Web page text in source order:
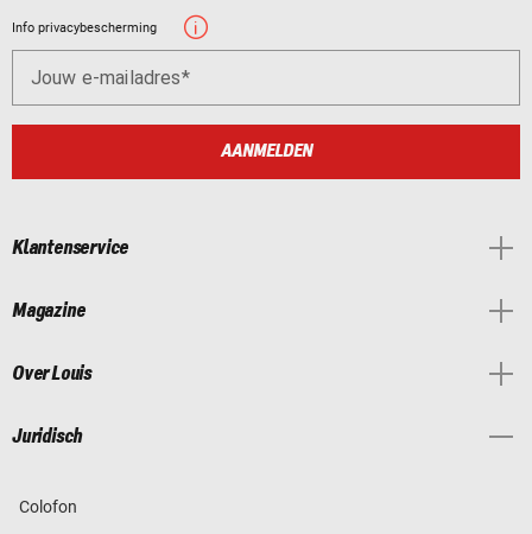
Info privacybescherming
Jouw e-mailadres
AANMELDEN
Klantenservice
Magazine
Over Louis
Juridisch
Colofon